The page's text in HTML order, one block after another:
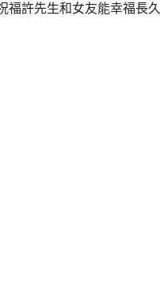
福許先生和女友能幸福長久